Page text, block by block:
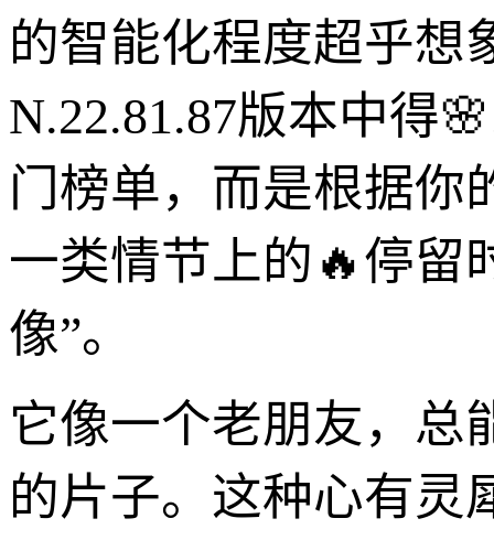
的智能化程度超乎想
N.22.81.87版本中得
门榜单，而是根据你
一类情节上的🔥停留
像”。
它像一个老朋友，总
的片子。这种心有灵